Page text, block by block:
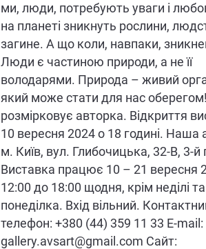
ми, люди, потребують уваги і
на планеті зникнуть рослини,
загине. А що коли, навпаки,
Люди є частиною природи, а не її
володарями. Природа – живий
який може стати для нас
розмірковує авторка. Відкриття
10 вересня 2024 о 18 годині. Наша
м. Київ, вул. Глибочицька, 32-В, 3-й
Виставка працює 10 – 21 вересня
12:00 до 18:00 щодня, крім неділі та
понеділка. Вхід вільний.
телефон: +380 (44) 359 11 33 E-mail:
gallery.avsart@gmail.com Сайт: